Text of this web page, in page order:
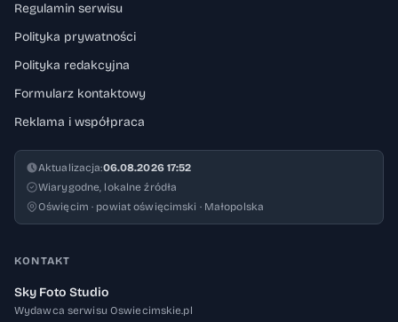
Regulamin serwisu
Polityka prywatności
Polityka redakcyjna
Formularz kontaktowy
Reklama i współpraca
Aktualizacja:06.08.2026 17:52
Wiarygodne, lokalne źródła
Oświęcim · powiat oświęcimski · Małopolska
KONTAKT
Sky Foto Studio
Wydawca serwisu Oswiecimskie.pl